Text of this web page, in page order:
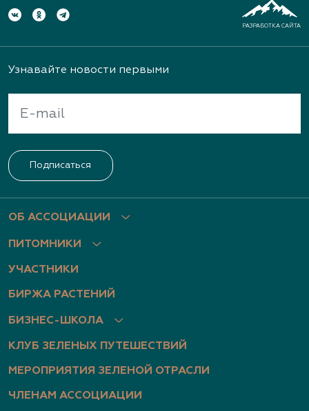
РАЗРАБОТКА САЙТА
ОБ АССОЦИАЦИИ
ПИТОМНИКИ
УЧАСТНИКИ
БИРЖА РАСТЕНИЙ
БИЗНЕС-ШКОЛА
КЛУБ ЗЕЛЕНЫХ ПУТЕШЕСТВИЙ
МЕРОПРИЯТИЯ ЗЕЛЕНОЙ ОТРАСЛИ
ЧЛЕНАМ АССОЦИАЦИИ
Узнавайте новости первыми
Подписаться